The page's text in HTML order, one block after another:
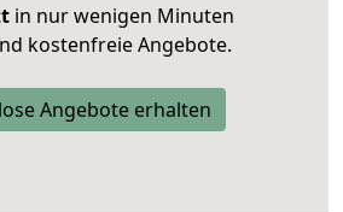
in nur wenigen Minuten
kostenfreie Angebote.
Angebote erhalten